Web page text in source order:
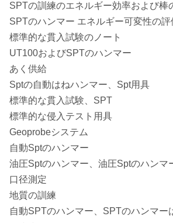
SPTの訓練のエネルギー効率および棒
SPTのハンマー エネルギー可変性の評
標準的な貫入試験のノート
UT100およびSPTのハンマー
あく供給
Sptの自動はねハンマー、Spt用具
標準的な貫入試験、SPT
標準的な侵入テスト用具
Geoprobeシステム
自動Sptのハンマー
油圧Sptのハンマー、油圧Sptのハンマ
口径測定
地質の訓練
自動SPTのハンマー、SPTのハンマー